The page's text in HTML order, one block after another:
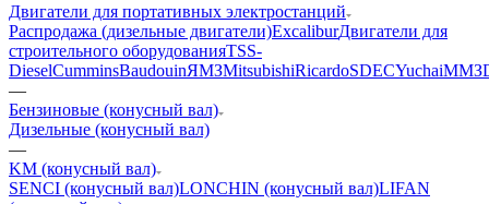
Двигатели для портативных электростанций
Распродажа (дизельные двигатели)ExcaliburДвигатели для
строительного оборудованияTSS-
DieselCumminsBaudouinЯМЗMitsubishiRicardoSDECYuchaiММЗ
—
Бензиновые (конусный вал)
Дизельные (конусный вал)
—
KM (конусный вал)
SENCI (конусный вал)LONCHIN (конусный вал)LIFAN